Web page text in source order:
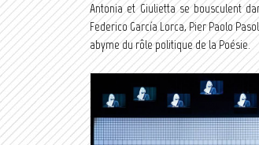
Antonia et Giulietta se bousculent
Federico García Lorca, Pier Paolo
abyme du rôle politique de la Poésie.